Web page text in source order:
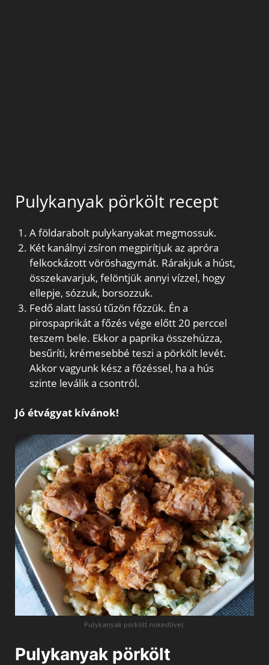
Pulykanyak pörkölt recept
A földarabolt pulykanyakat megmossuk.
Két kanálnyi zsíron megpirítjuk az apróra
felkockázott vöröshagymát. Rárakjuk a húst,
összekavarjuk, felöntjük annyi vízzel, hogy
ellepje, sózzuk, borsozzuk.
Fedő alatt lassú tűzön főzzük. Én a
pirospaprikát a főzés vége előtt 20 perccel
teszem bele. Ekkor a paprika összehúzza,
besűríti, krémesebbé teszi a pörkölt levét.
Akkor vagyunk kész a főzéssel, ha a hús
szinte leválik a csontról.
Jó étvágyat kívánok!
Pulykanyak pörkölt nokedlivel.
Pulykanyak pörkölt